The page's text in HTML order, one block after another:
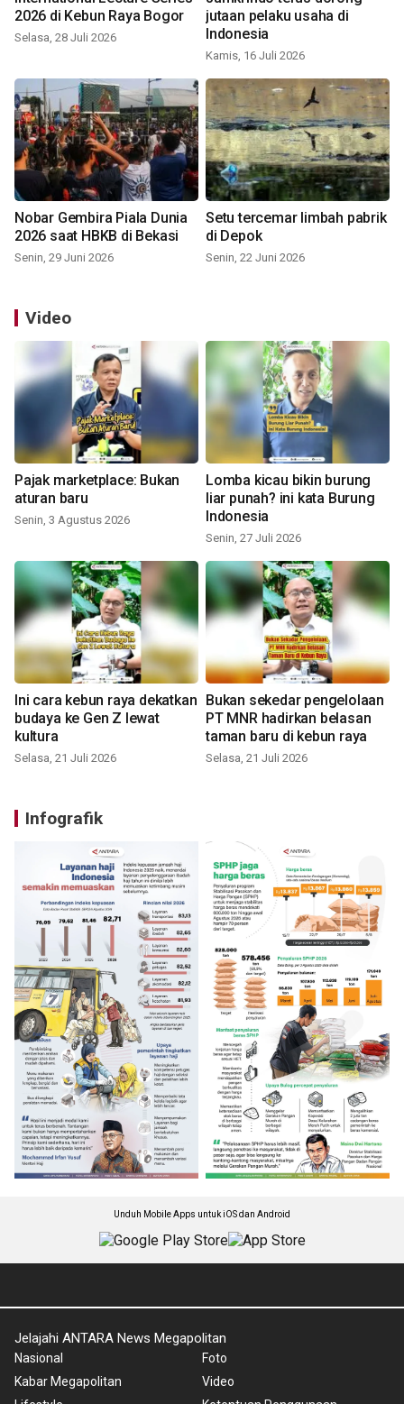
2026 di Kebun Raya Bogor
Selasa, 28 Juli 2026
jutaan pelaku usaha di
Indonesia
Kamis, 16 Juli 2026
Nobar Gembira Piala Dunia
2026 saat HBKB di Bekasi
Senin, 29 Juni 2026
Setu tercemar limbah pabrik
di Depok
Senin, 22 Juni 2026
Video
Pajak marketplace: Bukan
aturan baru
Senin, 3 Agustus 2026
Lomba kicau bikin burung
liar punah? ini kata Burung
Indonesia
Senin, 27 Juli 2026
Ini cara kebun raya dekatkan
budaya ke Gen Z lewat
kultura
Selasa, 21 Juli 2026
Bukan sekedar pengelolaan
PT MNR hadirkan belasan
taman baru di kebun raya
Selasa, 21 Juli 2026
Infografik
Unduh Mobile Apps untuk iOS dan Android
Jelajahi ANTARA News Megapolitan
Nasional
Kabar Megapolitan
Foto
Video